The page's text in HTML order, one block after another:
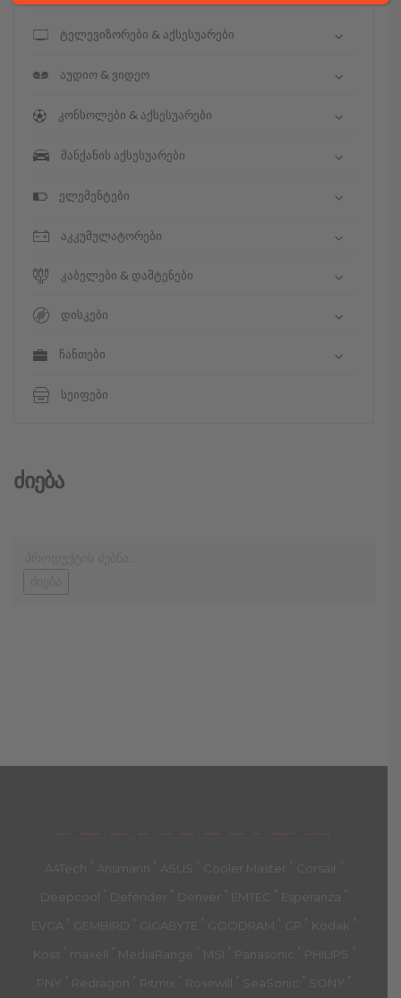
ტელევიზორები & აქსესუარები
აუდიო & ვიდეო
კონსოლები & აქსესუარები
მანქანის აქსესუარები
ელემენტები
აკკუმულატორები
კაბელები & დამტენები
დისკები
ჩანთები
სეიფები
Ძიება
მთავარი კალათა
A4Tech ' Ansmann ' ASUS ' Cooler Master ' Corsair '
Deepcool ' Defender ' Denver ' EMTEC ' Esperanza '
EVGA ' GEMBIRD ' GIGABYTE ' GOODRAM ' GP ' Kodak '
Koss ' maxell ' MediaRange ' MSI ' Panasonic ' PHILIPS '
PNY ' Redragon ' Ritmix ' Rosewill ' SeaSonic ' SONY '